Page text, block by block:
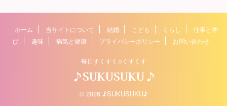
ホーム 当サイトについて 結婚 こども くらし
仕事と学
び
趣味 病気と健康 プライバシーポリシー お問い合わせ
毎日すくすく♫くすくす
♪SUKUSUKU♪
© 2026 ♪SUKUSUKU♪